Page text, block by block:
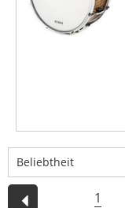
Beliebtheit
1